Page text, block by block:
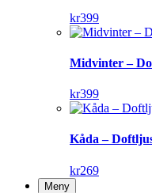
kr399
Midvinter –
kr399
Kåda –
kr269
Meny